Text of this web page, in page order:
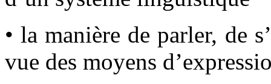
• la manière de parler, de
vue des moyens